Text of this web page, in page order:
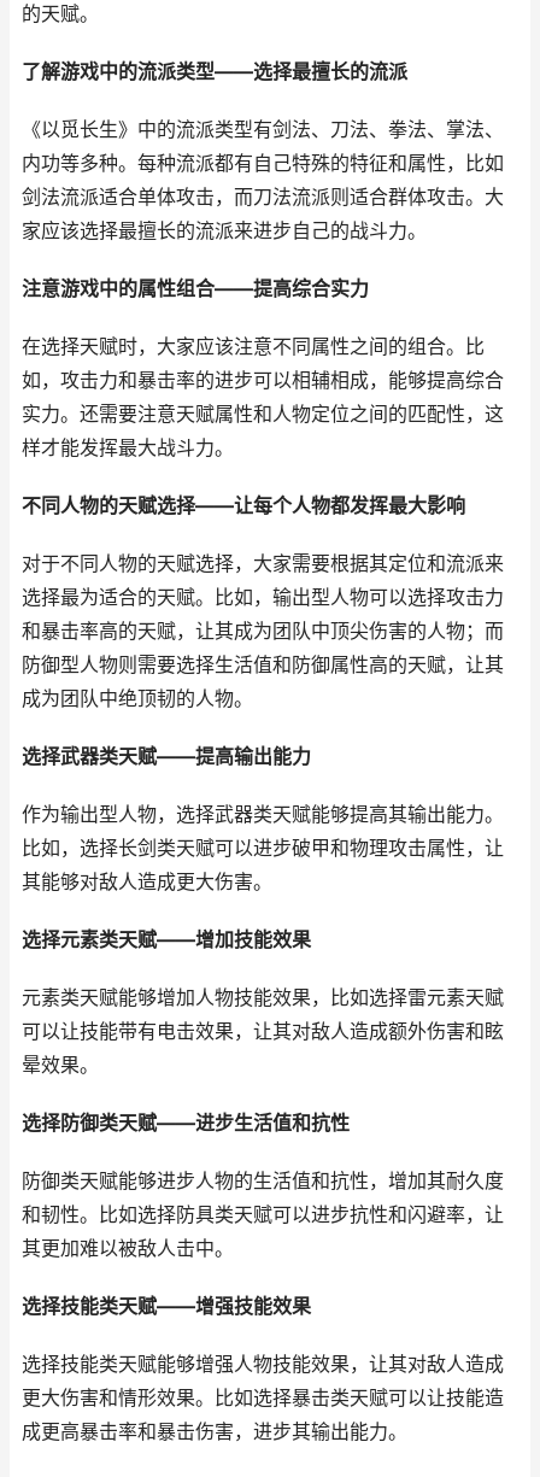
的天赋。
了解游戏中的流派类型——选择最擅长的流派
《以觅长生》中的流派类型有剑法、刀法、拳法、掌法、
内功等多种。每种流派都有自己特殊的特征和属性，比如
剑法流派适合单体攻击，而刀法流派则适合群体攻击。大
家应该选择最擅长的流派来进步自己的战斗力。
注意游戏中的属性组合——提高综合实力
在选择天赋时，大家应该注意不同属性之间的组合。比
如，攻击力和暴击率的进步可以相辅相成，能够提高综合
实力。还需要注意天赋属性和人物定位之间的匹配性，这
样才能发挥最大战斗力。
不同人物的天赋选择——让每个人物都发挥最大影响
对于不同人物的天赋选择，大家需要根据其定位和流派来
选择最为适合的天赋。比如，输出型人物可以选择攻击力
和暴击率高的天赋，让其成为团队中顶尖伤害的人物；而
防御型人物则需要选择生活值和防御属性高的天赋，让其
成为团队中绝顶韧的人物。
选择武器类天赋——提高输出能力
作为输出型人物，选择武器类天赋能够提高其输出能力。
比如，选择长剑类天赋可以进步破甲和物理攻击属性，让
其能够对敌人造成更大伤害。
选择元素类天赋——增加技能效果
元素类天赋能够增加人物技能效果，比如选择雷元素天赋
可以让技能带有电击效果，让其对敌人造成额外伤害和眩
晕效果。
选择防御类天赋——进步生活值和抗性
防御类天赋能够进步人物的生活值和抗性，增加其耐久度
和韧性。比如选择防具类天赋可以进步抗性和闪避率，让
其更加难以被敌人击中。
选择技能类天赋——增强技能效果
选择技能类天赋能够增强人物技能效果，让其对敌人造成
更大伤害和情形效果。比如选择暴击类天赋可以让技能造
成更高暴击率和暴击伤害，进步其输出能力。